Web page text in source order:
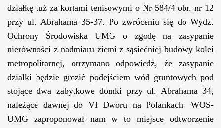
działkę tuż za kortami tenisowymi o Nr 584/4 obr. nr 12
przy ul. Abrahama 35-37. Po zwróceniu się do Wydz.
Ochrony Środowiska UMG o zgodę na zasypanie
nierówności z nadmiaru ziemi z sąsiedniej budowy kolei
metropolitarnej, otrzymano odpowiedź, że zasypanie
działki będzie grozić podejściem wód gruntowych pod
stojące dwa zabytkowe domki przy ul. Abrahama 34,
należące dawnej do VI Dworu na Polankach. WOS-
UMG zaproponował nam w to miejsce odtworzenie